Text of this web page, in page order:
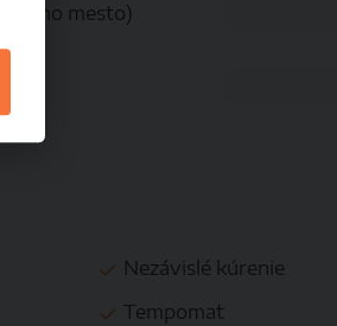
(mimo mesto)
Nezávislé kúrenie
Tempomat